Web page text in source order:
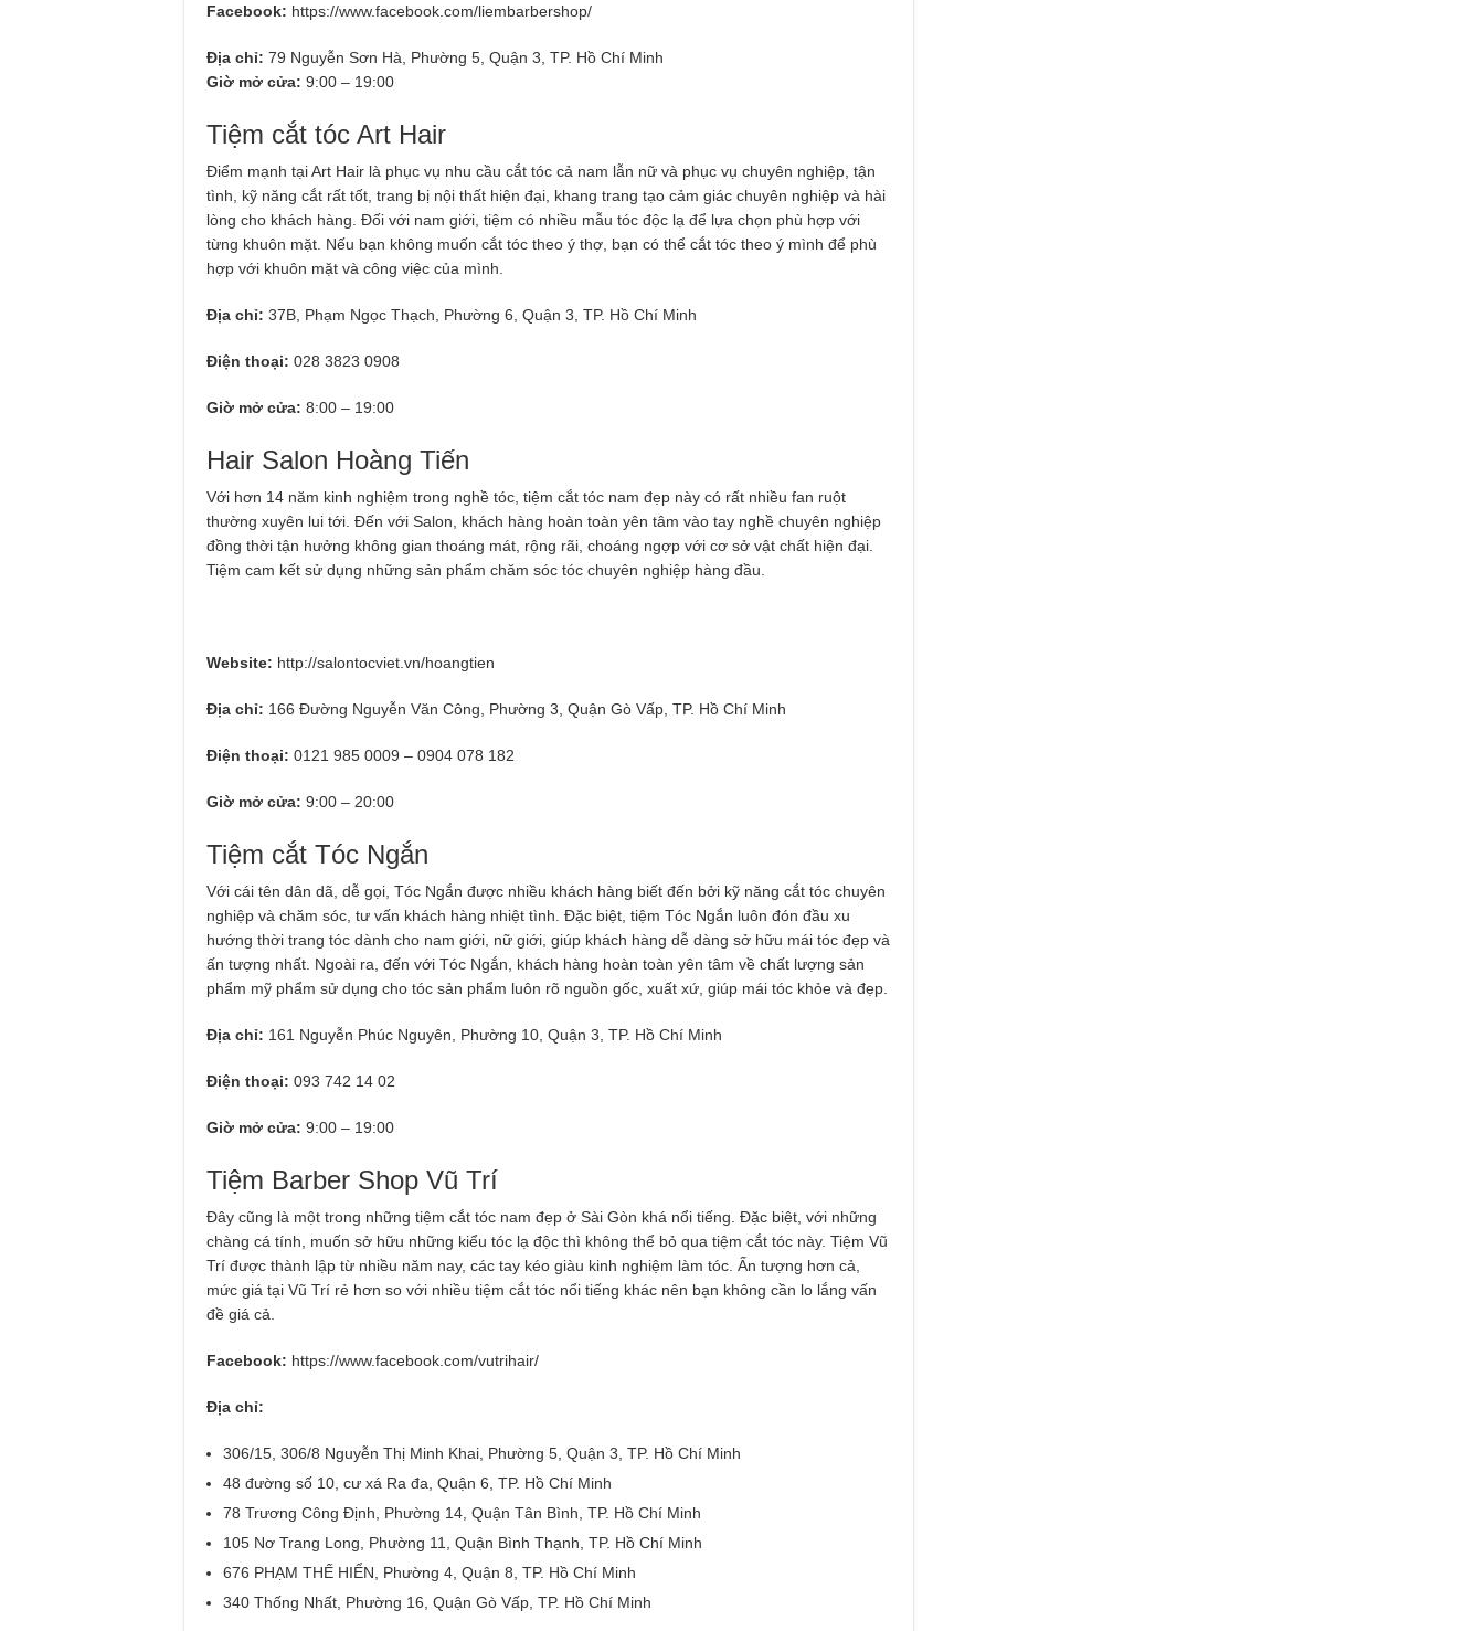
Facebook: https://www.facebook.com/liembarbershop/
Địa chỉ: 79 Nguyễn Sơn Hà, Phường 5, Quận 3, TP. Hồ Chí Minh
Giờ mở cửa: 9:00 – 19:00
Tiệm cắt tóc Art Hair
Điểm mạnh tại Art Hair là phục vụ nhu cầu cắt tóc cả nam lẫn nữ và phục vụ chuyên nghiệp, tận
tình, kỹ năng cắt rất tốt, trang bị nội thất hiện đại, khang trang tạo cảm giác chuyên nghiệp và hài
lòng cho khách hàng. Đối với nam giới, tiệm có nhiều mẫu tóc độc lạ để lựa chọn phù hợp với
từng khuôn mặt. Nếu bạn không muốn cắt tóc theo ý thợ, bạn có thể cắt tóc theo ý mình để phù
hợp với khuôn mặt và công việc của mình.
Địa chỉ: 37B, Phạm Ngọc Thạch, Phường 6, Quận 3, TP. Hồ Chí Minh
Điện thoại: 028 3823 0908
Giờ mở cửa: 8:00 – 19:00
Hair Salon Hoàng Tiến
Với hơn 14 năm kinh nghiệm trong nghề tóc, tiệm cắt tóc nam đẹp này có rất nhiều fan ruột
thường xuyên lui tới. Đến với Salon, khách hàng hoàn toàn yên tâm vào tay nghề chuyên nghiệp
đồng thời tận hưởng không gian thoáng mát, rộng rãi, choáng ngợp với cơ sở vật chất hiện đại.
Tiệm cam kết sử dụng những sản phẩm chăm sóc tóc chuyên nghiệp hàng đầu.
Website: http://salontocviet.vn/hoangtien
Địa chỉ: 166 Đường Nguyễn Văn Công, Phường 3, Quận Gò Vấp, TP. Hồ Chí Minh
Điện thoại: 0121 985 0009 – 0904 078 182
Giờ mở cửa: 9:00 – 20:00
Tiệm cắt Tóc Ngắn
Với cái tên dân dã, dễ gọi, Tóc Ngắn được nhiều khách hàng biết đến bởi kỹ năng cắt tóc chuyên
nghiệp và chăm sóc, tư vấn khách hàng nhiệt tình. Đặc biệt, tiệm Tóc Ngắn luôn đón đầu xu
hướng thời trang tóc dành cho nam giới, nữ giới, giúp khách hàng dễ dàng sở hữu mái tóc đẹp và
ấn tượng nhất. Ngoài ra, đến với Tóc Ngắn, khách hàng hoàn toàn yên tâm về chất lượng sản
phẩm mỹ phẩm sử dụng cho tóc sản phẩm luôn rõ nguồn gốc, xuất xứ, giúp mái tóc khỏe và đẹp.
Địa chỉ: 161 Nguyễn Phúc Nguyên, Phường 10, Quận 3, TP. Hồ Chí Minh
Điện thoại: 093 742 14 02
Giờ mở cửa: 9:00 – 19:00
Tiệm Barber Shop Vũ Trí
Đây cũng là một trong những tiệm cắt tóc nam đẹp ở Sài Gòn khá nổi tiếng. Đặc biệt, với những
chàng cá tính, muốn sở hữu những kiểu tóc lạ độc thì không thể bỏ qua tiệm cắt tóc này. Tiệm Vũ
Trí được thành lập từ nhiều năm nay, các tay kéo giàu kinh nghiệm làm tóc. Ấn tượng hơn cả,
mức giá tại Vũ Trí rẻ hơn so với nhiều tiệm cắt tóc nổi tiếng khác nên bạn không cần lo lắng vấn
đề giá cả.
Facebook: https://www.facebook.com/vutrihair/
Địa chỉ:
306/15, 306/8 Nguyễn Thị Minh Khai, Phường 5, Quận 3, TP. Hồ Chí Minh
48 đường số 10, cư xá Ra đa, Quận 6, TP. Hồ Chí Minh
78 Trương Công Định, Phường 14, Quận Tân Bình, TP. Hồ Chí Minh
105 Nơ Trang Long, Phường 11, Quận Bình Thạnh, TP. Hồ Chí Minh
676 PHẠM THẾ HIỂN, Phường 4, Quận 8, TP. Hồ Chí Minh
340 Thống Nhất, Phường 16, Quận Gò Vấp, TP. Hồ Chí Minh